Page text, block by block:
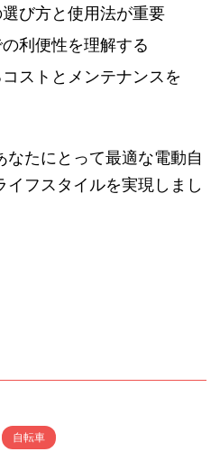
び方と使用法が重要
利便性を理解する
ストとメンテナンスを
たにとって最適な電動自
フスタイルを実現しまし
自転車